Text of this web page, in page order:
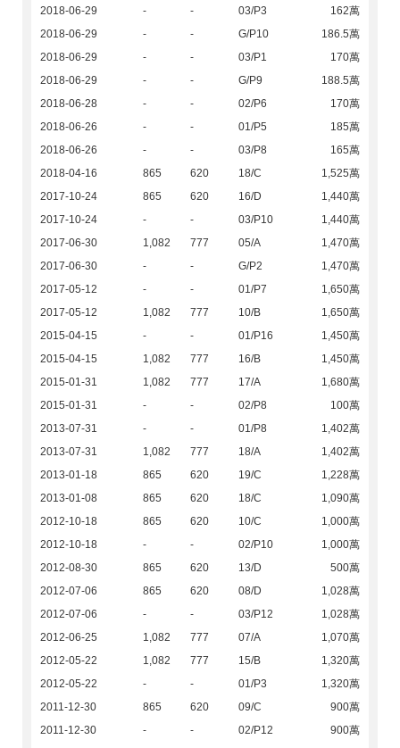
2018-06-29 - - 03/P3
162萬
2018-06-29
- - G/P10
186.5萬
2018-06-29
- - 03/P1
170萬
2018-06-29
- - G/P9
188.5萬
2018-06-28
- - 02/P6
170萬
2018-06-26
- - 01/P5
185萬
2018-06-26
- - 03/P8
165萬
2018-04-16
865 620 18/C
1,525萬
2017-10-24
865 620 16/D
1,440萬
2017-10-24
- - 03/P10
1,440萬
2017-06-30
1,082 777 05/A
1,470萬
2017-06-30
- - G/P2
1,470萬
2017-05-12
- - 01/P7
1,650萬
2017-05-12
1,082 777 10/B
1,650萬
2015-04-15
- - 01/P16
1,450萬
2015-04-15
1,082 777 16/B
1,450萬
2015-01-31
1,082 777 17/A
1,680萬
2015-01-31
- - 02/P8
100萬
2013-07-31
- - 01/P8
1,402萬
2013-07-31
1,082 777 18/A
1,402萬
2013-01-18
865 620 19/C
1,228萬
2013-01-08
865 620 18/C
1,090萬
2012-10-18
865 620 10/C
1,000萬
2012-10-18
- - 02/P10
1,000萬
2012-08-30
865 620 13/D
500萬
2012-07-06
865 620 08/D
1,028萬
2012-07-06
- - 03/P12
1,028萬
2012-06-25
1,082 777 07/A
1,070萬
2012-05-22
1,082 777 15/B
1,320萬
2012-05-22
- - 01/P3
1,320萬
2011-12-30
865 620 09/C
900萬
2011-12-30
- - 02/P12
900萬